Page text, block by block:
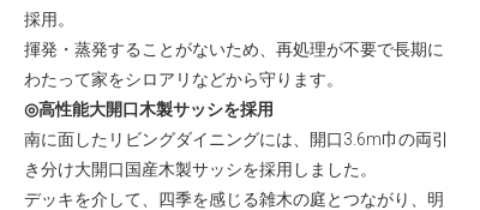
採用。
揮発・蒸発することがないため、再処理が不要で長期に
わたって家をシロアリなどから守ります。
◎高性能大開口木製サッシを採用
南に面したリビングダイニングには、開口3.6m巾の両引
き分け大開口国産木製サッシを採用しました。
デッキを介して、四季を感じる雑木の庭とつながり、明